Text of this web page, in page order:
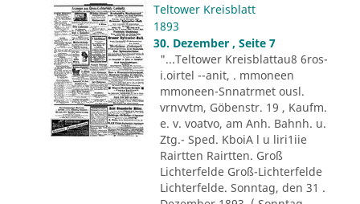
Teltower Kreisblatt
1893
30. Dezember , Seite 7
"...Teltower Kreisblattau8 6ros-
i.oirtel --anit, . mmoneen
mmoneen-Snnatrmet ousl.
vrnvvtm, Göbenstr. 19 , Kaufm.
e. v. voatvo, am Anh. Bahnh. u.
Ztg.- Sped. KboiA l u liri1iie
Rairtten Rairtten. Groß
Lichterfelde Groß-Lichterfelde
Lichterfelde. Sonntag, den 31 .